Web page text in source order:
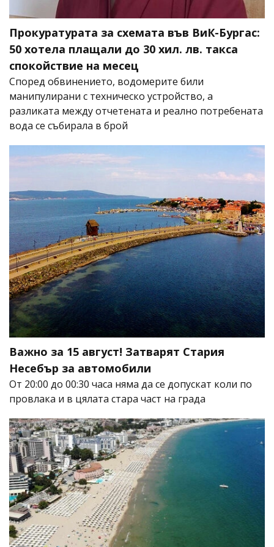
Прокуратурата за схемата във ВиК-Бургас:
50 хотела плащали до 30 хил. лв. такса
спокойствие на месец
Според обвинението, водомерите били
манипулирани с техническо устройство, а
разликата между отчетената и реално потребената
вода се събирала в брой
Важно за 15 август! Затварят Стария
Несебър за автомобили
От 20:00 до 00:30 часа няма да се допускат коли по
провлака и в цялата стара част на града